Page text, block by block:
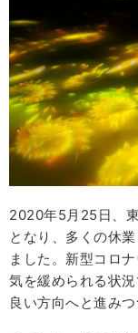
2020年5月25日、
となり、多くの休
ました。新型コロ
気を緩められる状
良い方向へと進みつ